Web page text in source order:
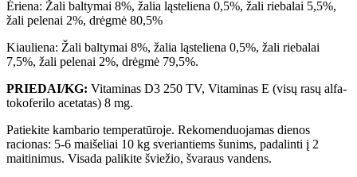
Ėriena: Žali baltymai 8%, žalia ląsteliena 0,5%, žali riebalai 5,5%,
žali pelenai 2%, drėgmė 80,5%
Kiauliena: Žali baltymai 8%, žalia ląsteliena 0,5%, žali riebalai
7,5%, žali pelenai 2%, drėgmė 79,5%.
PRIEDAI/KG: Vitaminas D3 250 TV, Vitaminas E (visų rasų alfa-
tokoferilo acetatas) 8 mg.
Patiekite kambario temperatūroje. Rekomenduojamas dienos
racionas: 5-6 maišeliai 10 kg sveriantiems šunims, padalinti į 2
maitinimus. Visada palikite šviežio, švaraus vandens.